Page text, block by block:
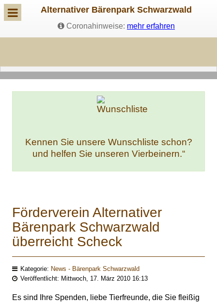
Alternativer Bärenpark Schwarzwald
Coronahinweise: mehr erfahren
Kennen Sie unsere Wunschliste schon?
und helfen Sie unseren Vierbeinern.“
Förderverein Alternativer
Bärenpark Schwarzwald
überreicht Scheck
Kategorie: News - Bärenpark Schwarzwald
Veröffentlicht: Mittwoch, 17. März 2010 16:13
Es sind Ihre Spenden, liebe Tierfreunde, die Sie fleißig